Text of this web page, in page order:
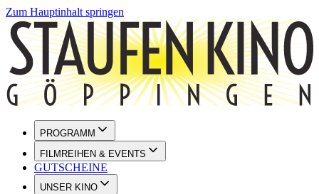
Zum Hauptinhalt springen
PROGRAMM
FILMREIHEN & EVENTS
GUTSCHEINE
UNSER KINO